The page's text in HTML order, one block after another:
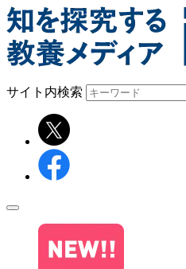
サイト内検索